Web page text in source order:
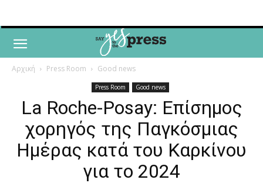
Αρχική Press Room Good news
Press Room Good news
La Roche-Posay: Επίσημος
χορηγός της Παγκόσμιας
Ημέρας κατά του Καρκίνου
για το 2024